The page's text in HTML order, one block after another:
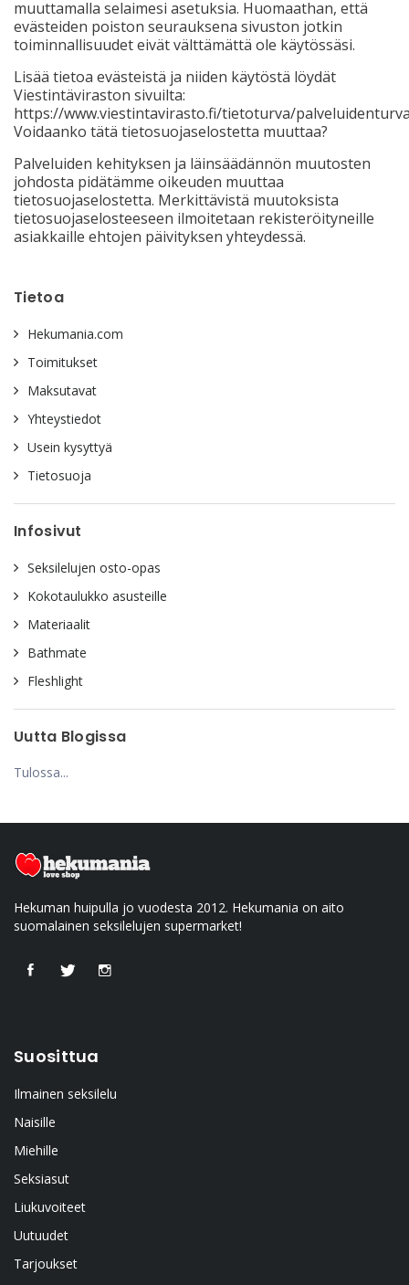
muuttamalla selaimesi asetuksia. Huomaathan, että
evästeiden poiston seurauksena sivuston jotkin
toiminnallisuudet eivät välttämättä ole käytössäsi.
Lisää tietoa evästeistä ja niiden käytöstä löydät
Viestintäviraston sivuilta:
https://www.viestintavirasto.fi/tietoturva/
Voidaanko tätä tietosuojaselostetta muuttaa?
Palveluiden kehityksen ja läinsäädännön muutosten
johdosta pidätämme oikeuden muuttaa
tietosuojaselostetta. Merkittävistä muutoksista
tietosuojaselosteeseen ilmoitetaan rekisteröityneille
asiakkaille ehtojen päivityksen yhteydessä.
Tietoa
Hekumania.com
Toimitukset
Maksutavat
Yhteystiedot
Usein kysyttyä
Tietosuoja
Infosivut
Seksilelujen osto-opas
Kokotaulukko asusteille
Materiaalit
Bathmate
Fleshlight
Uutta Blogissa
Tulossa...
Hekuman huipulla jo vuodesta 2012. Hekumania on aito
suomalainen seksilelujen supermarket!
Suosittua
Ilmainen seksilelu
Naisille
Miehille
Seksiasut
Liukuvoiteet
Uutuudet
Tarjoukset